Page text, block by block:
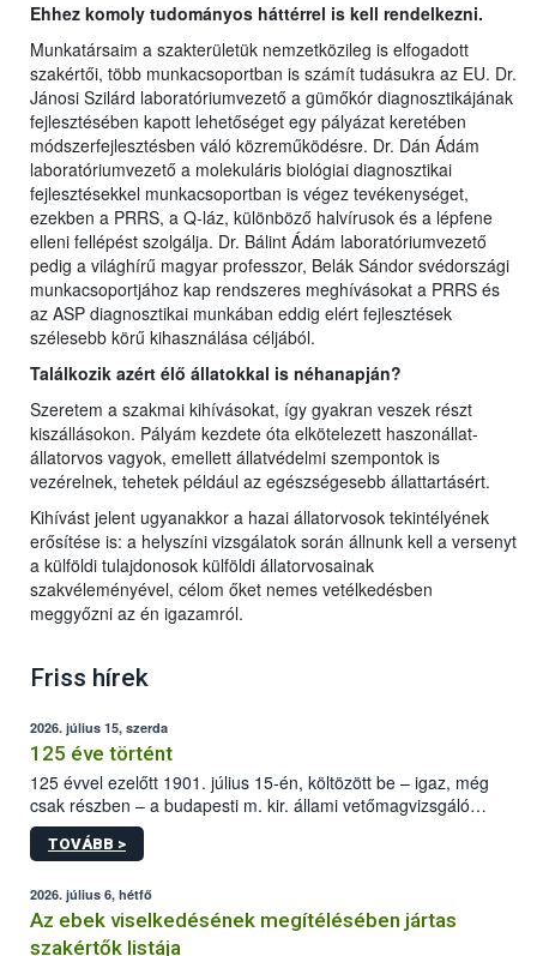
Ehhez komoly tudományos háttérrel is kell rendelkezni.
Munkatársaim a szakterületük nemzetközileg is elfogadott
szakértői, több munkacsoportban is számít tudásukra az EU. Dr.
Jánosi Szilárd laboratóriumvezető a gümőkór diagnosztikájának
fejlesztésében kapott lehetőséget egy pályázat keretében
módszerfejlesztésben váló közreműködésre. Dr. Dán Ádám
laboratóriumvezető a molekuláris biológiai diagnosztikai
fejlesztésekkel munkacsoportban is végez tevékenységet,
ezekben a PRRS, a Q-láz, különböző halvírusok és a lépfene
elleni fellépést szolgálja. Dr. Bálint Ádám laboratóriumvezető
pedig a világhírű magyar professzor, Belák Sándor svédországi
munkacsoportjához kap rendszeres meghívásokat a PRRS és
az ASP diagnosztikai munkában eddig elért fejlesztések
szélesebb körű kihasználása céljából.
Találkozik azért élő állatokkal is néhanapján?
Szeretem a szakmai kihívásokat, így gyakran veszek részt
kiszállásokon. Pályám kezdete óta elkötelezett haszonállat-
állatorvos vagyok, emellett állatvédelmi szempontok is
vezérelnek, tehetek például az egészségesebb állattartásért.
Kihívást jelent ugyanakkor a hazai állatorvosok tekintélyének
erősítése is: a helyszíni vizsgálatok során állnunk kell a versenyt
a külföldi tulajdonosok külföldi állatorvosainak
szakvéleményével, célom őket nemes vetélkedésben
meggyőzni az én igazamról.
Friss hírek
2026. július 15, szerda
125 éve történt
125 évvel ezelőtt 1901. július 15-én, költözött be – igaz, még
csak részben – a budapesti m. kir. állami vetőmagvizsgáló
állomás a Kis Rókus utca 15. szám alatti, Czigler Győző által
tervezett új épületébe.
TOVÁBB >
2026. július 6, hétfő
Az ebek viselkedésének megítélésében jártas
szakértők listája